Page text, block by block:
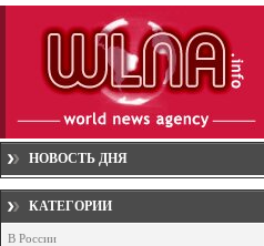
НОВОСТЬ ДНЯ
КАТЕГОРИИ
В России